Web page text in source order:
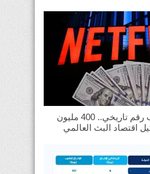
نتفليكس على أعتاب رقم تاريخي.. 400 مليون
اقتصاد البث العالمي